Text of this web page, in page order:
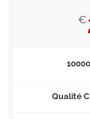
€
Qualité